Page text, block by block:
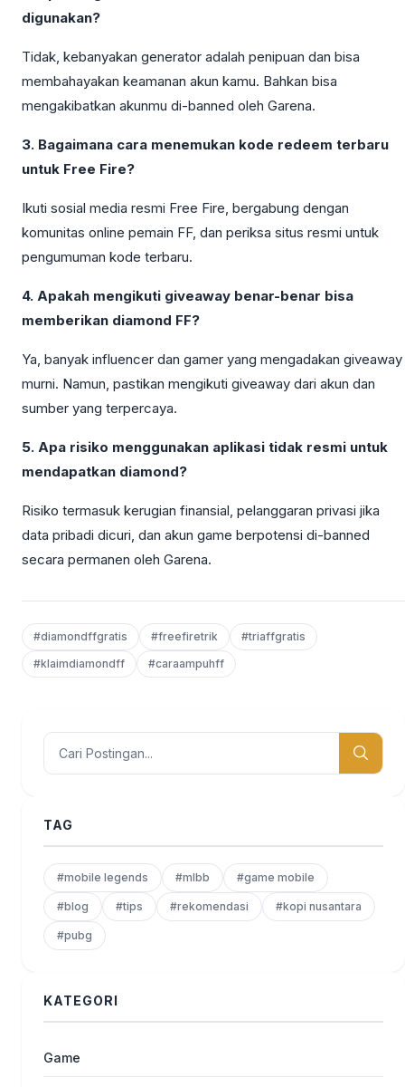
digunakan?
Tidak, kebanyakan generator adalah penipuan dan bisa
membahayakan keamanan akun kamu. Bahkan bisa
mengakibatkan akunmu di-banned oleh Garena.
3. Bagaimana cara menemukan kode redeem terbaru
untuk Free Fire?
Ikuti sosial media resmi Free Fire, bergabung dengan
komunitas online pemain FF, dan periksa situs resmi untuk
pengumuman kode terbaru.
4. Apakah mengikuti giveaway benar-benar bisa
memberikan diamond FF?
Ya, banyak influencer dan gamer yang mengadakan giveaway
murni. Namun, pastikan mengikuti giveaway dari akun dan
sumber yang terpercaya.
5. Apa risiko menggunakan aplikasi tidak resmi untuk
mendapatkan diamond?
Risiko termasuk kerugian finansial, pelanggaran privasi jika
data pribadi dicuri, dan akun game berpotensi di-banned
secara permanen oleh Garena.
#diamondffgratis #freefiretrik
#triaffgratis
#klaimdiamondff
#caraampuhff
TAG
#mobile legends #mlbb #game mobile
#blog #tips #rekomendasi #kopi nusantara
#pubg
KATEGORI
Game